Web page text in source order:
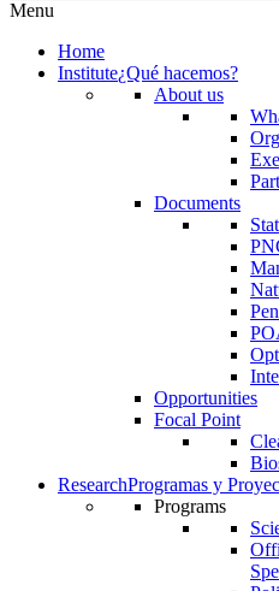
Menu
Home
Institute¿Qué hacemos?
About us
Documents
Opportunities
Focal Point
ResearchProgramas y
Programs